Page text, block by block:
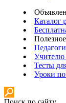
Каталог
Полезное
Учителю
Тесты
Уроки